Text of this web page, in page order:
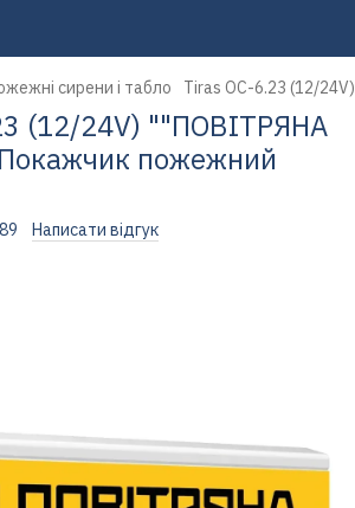
сирени і табло Tiras ОС-6.23 (12/
(12/24V) ""ПОВІТРЯНА
пожежний
Написати відгук